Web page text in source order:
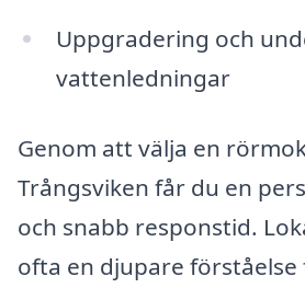
Uppgradering och
vattenledningar
Genom att välja en
Trångsviken får du en
och snabb responstid.
ofta en djupare